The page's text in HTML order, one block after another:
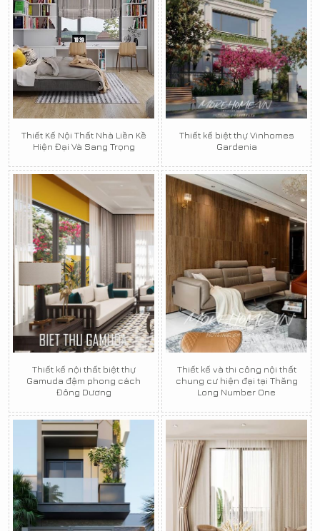
Thiết Kế Nội Thất Nhà Liền Kề
Hiện Đại Và Sang Trọng
Thiết kế biệt thự Vinhomes
Gardenia
Thiết kế nội thất biệt thự
Gamuda đậm phong cách
Đông Dương
Thiết kế và thi công nội thất
chung cư hiện đại tại Thăng
Long Number One